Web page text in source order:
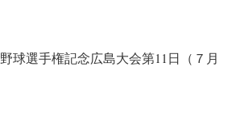
球選手権記念広島大会第11日（７月